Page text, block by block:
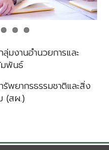
มงานอำนวยการและ
มพันธ์
พยากรธรรมชาติและสิ่ง
(สผ.)